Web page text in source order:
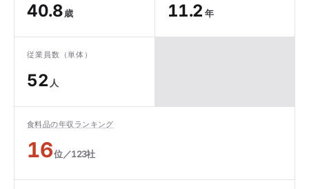
40.8歳 11.2 年
従業員数（単体）
52 人
食料品の年収ランキング
16位／123社